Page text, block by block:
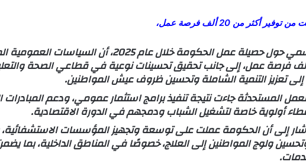
من 20 ألف فرصة عمل،
أكد الوزير الأول، في تصريح رسمي حول حصيلة عمل الحكومة خلال عام 2025، أن
من توفير أكثر من 20 ألف فرصة عمل، إلى جانب تحقيق تحسينات نوعية في قطاعي الصحة
تعزيز التنمية الشاملة وتحسين ظروف عيش المواطنين.
المستحدثة جاءت نتيجة تنفيذ برامج استثمار عمومي، ودعم المبادرات
أولوية خاصة لتشغيل الشباب ودمجهم في الدورة الاقتصادية.
إلى أن الحكومة عملت على توسعة وتجهيز المؤسسات الاستشفائية،
ولوج المواطنين إلى العلاج، خصوصًا في المناطق الداخلية، بما